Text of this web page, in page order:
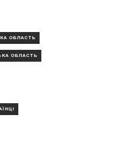
ОБЛАСТЬ
ОБЛАСТЬ